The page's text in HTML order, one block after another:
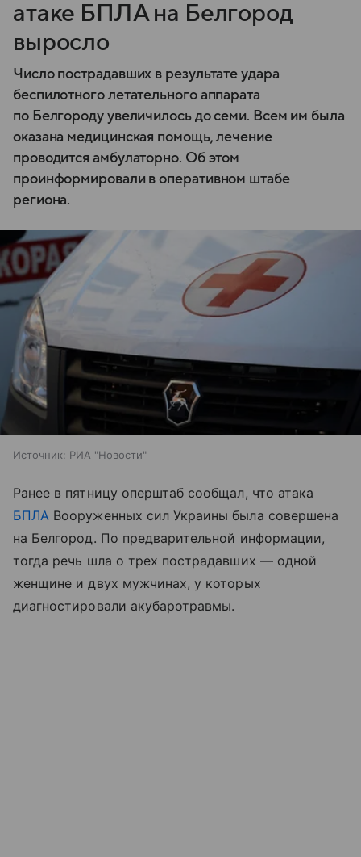
атаке БПЛА на Белгород
выросло
Число пострадавших в результате удара
беспилотного летательного аппарата
по Белгороду увеличилось до семи. Всем им была
оказана медицинская помощь, лечение
проводится амбулаторно. Об этом
проинформировали в оперативном штабе
региона.
Источник: РИА "Новости"
Ранее в пятницу оперштаб сообщал, что атака
БПЛА Вооруженных сил Украины была совершена
на Белгород. По предварительной информации,
тогда речь шла о трех пострадавших — одной
женщине и двух мужчинах, у которых
диагностировали акубаротравмы.